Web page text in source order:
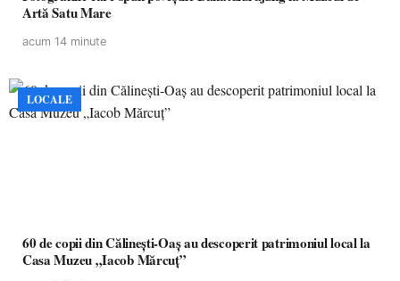
Artă Satu Mare
acum 14 minute
LOCALE
60 de copii din Călinești-Oaș au descoperit patrimoniul local la
Casa Muzeu „Iacob Mărcuț”